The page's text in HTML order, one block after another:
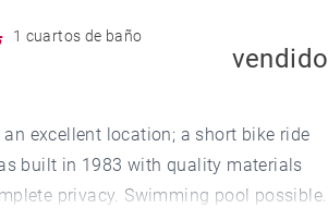
1 cuartos de baño
vendido
excellent location; a short bike ride
built in 1983 with quality materials
privacy. Swimming pool possible.